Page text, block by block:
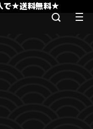
で★送料無料★